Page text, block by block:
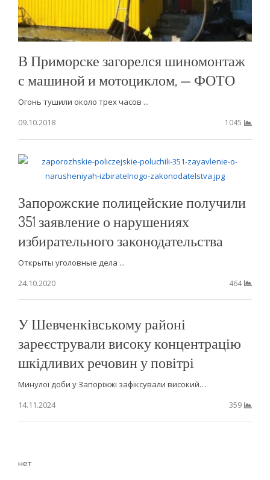
В Приморске загорелся шиномонтаж
с машиной и мотоциклом, — ФОТО
Огонь тушили около трех часов ...
09.10.2018
1045
Запорожские полицейские получили
351 заявление о нарушениях
избирательного законодательства
Открыты уголовные дела ...
24.10.2020
464
У Шевченківському районі
зареєстрували високу концентрацію
шкідливих речовин у повітрі
Минулої доби у Запоріжжі зафіксували високий…
14.11.2024
359
нет